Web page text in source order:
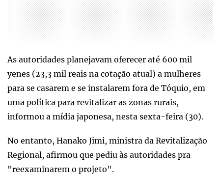
As autoridades planejavam oferecer até 600 mil
yenes (23,3 mil reais na cotação atual) a mulheres
para se casarem e se instalarem fora de Tóquio, em
uma política para revitalizar as zonas rurais,
informou a mídia japonesa, nesta sexta-feira (30).
No entanto, Hanako Jimi, ministra da Revitalização
Regional, afirmou que pediu às autoridades pra
"reexaminarem o projeto".